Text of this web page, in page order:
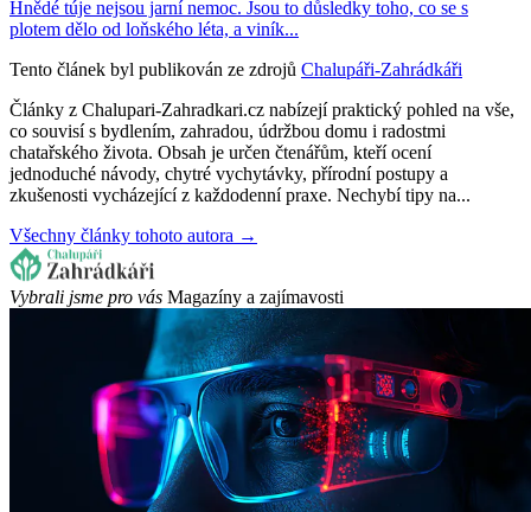
Hnědé túje nejsou jarní nemoc. Jsou to důsledky toho, co se s
plotem dělo od loňského léta, a viník...
Tento článek byl publikován ze zdrojů Chalupáři-Zahrádkáři
Články z Chalupari-Zahradkari.cz nabízejí praktický pohled na vše,
co souvisí s bydlením, zahradou, údržbou domu i radostmi
chatařského života. Obsah je určen čtenářům, kteří ocení
jednoduché návody, chytré vychytávky, přírodní postupy a
zkušenosti vycházející z každodenní praxe. Nechybí tipy na...
Všechny články tohoto autora →
Vybrali jsme pro vás Magazíny a zajímavosti